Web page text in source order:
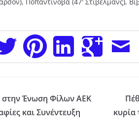
στην Ένωση Φίλων ΑΕΚ
και Συνέντευξη
κυρία